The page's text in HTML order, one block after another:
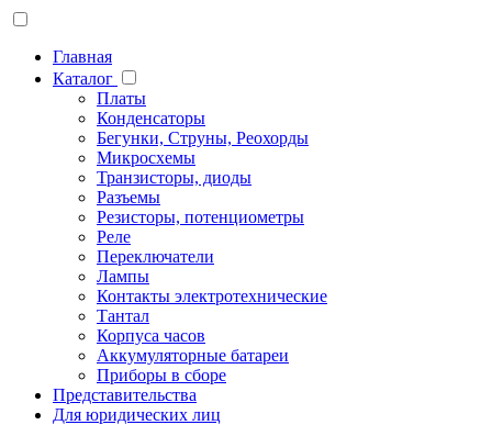
Главная
Каталог
Платы
Конденсаторы
Бегунки, Струны, Реохорды
Микросхемы
Транзисторы, диоды
Разъемы
Резисторы, потенциометры
Реле
Переключатели
Лампы
Контакты электротехнические
Тантал
Корпуса часов
Аккумуляторные батареи
Приборы в сборе
Представительства
Для юридических лиц